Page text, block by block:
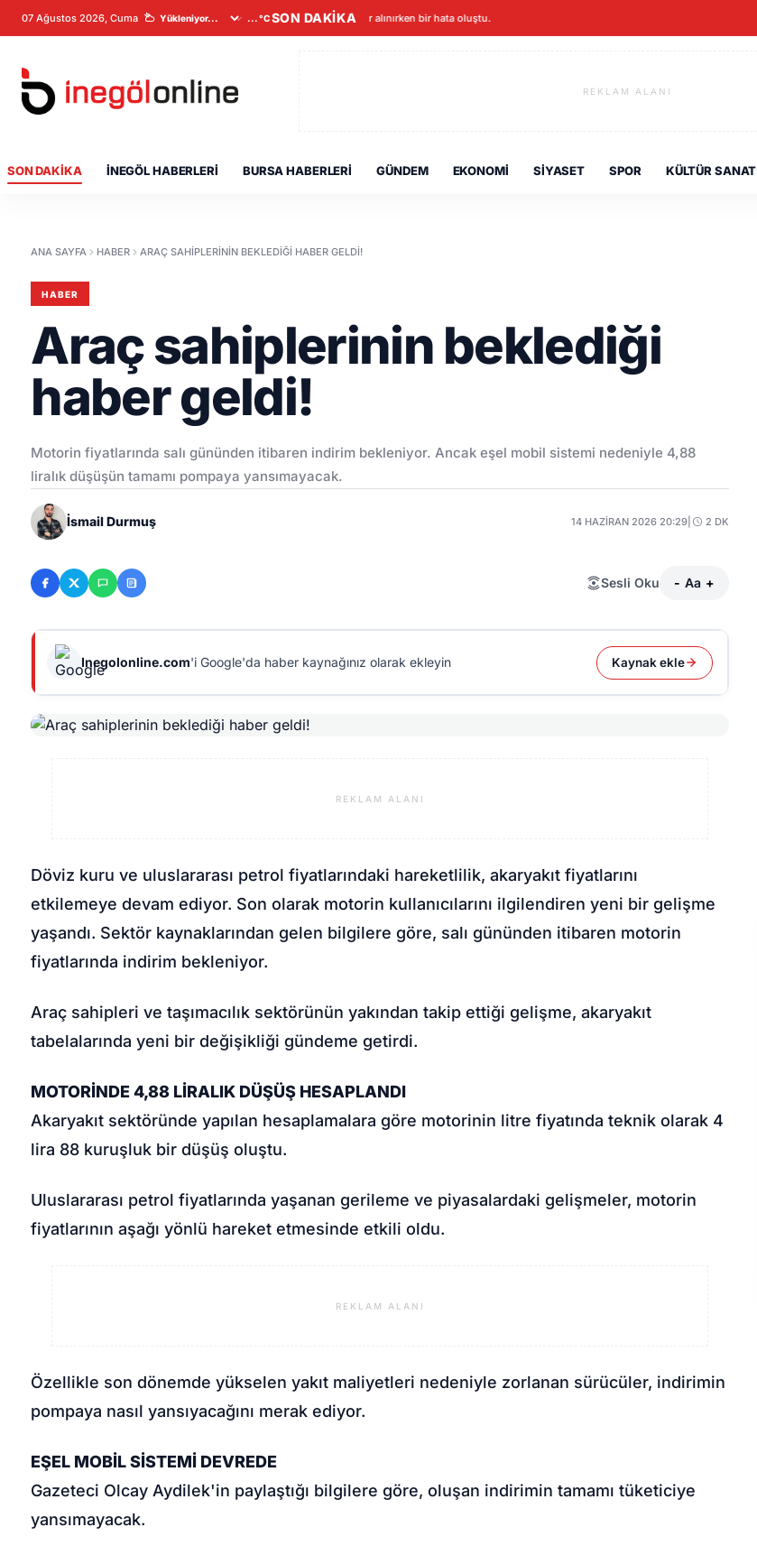
07 Ağustos 2026, Cuma ...°CSON DAKİKAVeriler alınırken bir hata oluştu.
REKLAM ALANI
SON DAKIKA İNEGÖL HABERLERI BURSA HABERLERI GÜNDEM EKONOMI SIYASET SPOR KÜLTÜR SANAT
ANA SAYFA HABER ARAÇ SAHIPLERININ BEKLEDIĞI HABER GELDI!
HABER
Araç sahiplerinin beklediği
haber geldi!
Motorin fiyatlarında salı gününden itibaren indirim bekleniyor. Ancak eşel mobil sistemi nedeniyle 4,88
liralık düşüşün tamamı pompaya yansımayacak.
İsmail Durmuş 14 HAZIRAN 2026 20:29 2 DK
Sesli Oku - Aa +
Inegolonline.com'i Google'da haber kaynağınız olarak ekleyin Kaynak ekle
REKLAM ALANI
Döviz kuru ve uluslararası petrol fiyatlarındaki hareketlilik, akaryakıt fiyatlarını
etkilemeye devam ediyor. Son olarak motorin kullanıcılarını ilgilendiren yeni bir gelişme
yaşandı. Sektör kaynaklarından gelen bilgilere göre, salı gününden itibaren motorin
fiyatlarında indirim bekleniyor.
Araç sahipleri ve taşımacılık sektörünün yakından takip ettiği gelişme, akaryakıt
tabelalarında yeni bir değişikliği gündeme getirdi.
MOTORİNDE 4,88 LİRALIK DÜŞÜŞ HESAPLANDI
Akaryakıt sektöründe yapılan hesaplamalara göre motorinin litre fiyatında teknik olarak 4
lira 88 kuruşluk bir düşüş oluştu.
Uluslararası petrol fiyatlarında yaşanan gerileme ve piyasalardaki gelişmeler, motorin
fiyatlarının aşağı yönlü hareket etmesinde etkili oldu.
REKLAM ALANI
Özellikle son dönemde yükselen yakıt maliyetleri nedeniyle zorlanan sürücüler, indirimin
pompaya nasıl yansıyacağını merak ediyor.
EŞEL MOBİL SİSTEMİ DEVREDE
Gazeteci Olcay Aydilek'in paylaştığı bilgilere göre, oluşan indirimin tamamı tüketiciye
yansımayacak.